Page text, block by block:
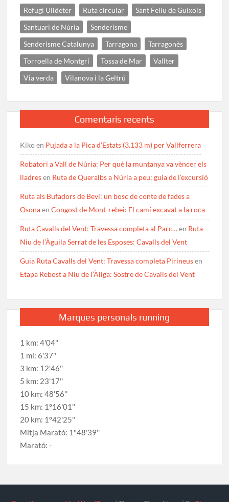
Refugi Ulldeter
Ruta circular
Sant Feliu de Guíxols
Santuari de Núria
Senderisme
Senderisme Catalunya
Tarragona
Tarragonès
Torroella de Montgrí
Tossa de Mar
Vallter
Via verda
Vilanova i la Geltrú
Comentaris recents
Kikoen Pujada a la Pica d’Estats (3.133 m) per Vallferrera
Robatori a Vall de Núria: Per què la muntanya va vèncer els
lladresen Ruta de Queralbs a Núria a peu: guia de l’excursió
Ruta als Bufadors de Beví: un bosc de conte de fades a
OsonaenCongost de Mont-rebei: El camí excavat a la roca
Ruta Cavalls del Vent: Travessa completa al Parc…en Ruta
Niu de l’Àguila Serrat de les Esposes: Cavalls del Vent
Guia Ruta Cavalls del Vent: Travessa completa Pirineusen
Etapa Rebost a Niu de l’Àliga: Sostre de Cavalls del Vent
Marques personals running
1 km: 4'04''
1 mi: 6'37''
3 km: 12'46''
5 km: 23'17''
10 km: 48'56''
15 km: 1º16'01''
20 km: 1º42'25''
Mitja Marató: 1º48'39''
Marató: -